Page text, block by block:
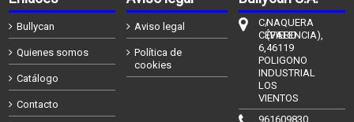
Bullycan
Quienes somos
Catálogo
Contacto
Aviso legal
Política de
cookies
C/
CÉFIERO
6,
POLIGONO
INDUSTRIAL
LOS
VIENTOS
NAQUERA
(VALENCIA),
46119
961609830